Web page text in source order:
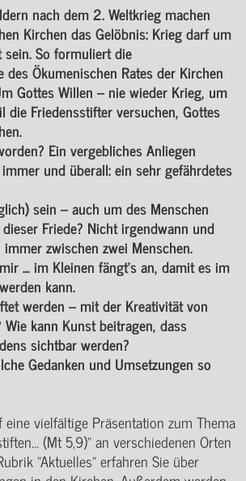
nach dem 2. Weltkrieg machen
Kirchen das Gelöbnis: Krieg darf um
So formuliert die
Ökumenischen Rates der Kirchen
Gottes Willen – nie wieder Krieg, um
die Friedensstifter versuchen, Gottes
Ein vergebliches Anliegen
und überall: ein sehr gefährdetes
sein – auch um des Menschen
Friede? Nicht irgendwann und
zwischen zwei Menschen.
… im Kleinen fängt’s an, damit es im
kann.
werden – mit der Kreativität von
kann Kunst beitragen, dass
sichtbar werden?
Gedanken und Umsetzungen so
eine vielfältige Präsentation zum Thema
(Mt 5,9)" an verschiedenen Orten
"Aktuelles" erfahren Sie über